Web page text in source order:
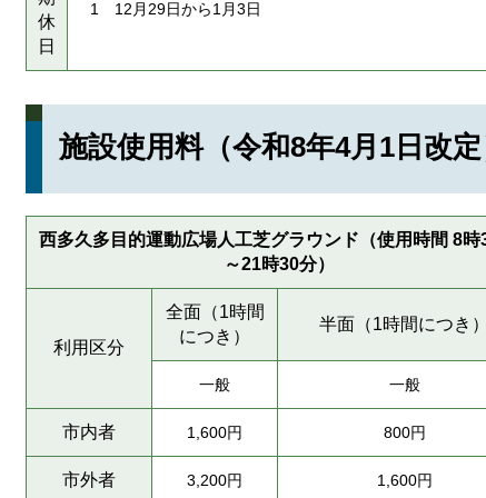
休
日
1 12月29日から1月3日
施設使用料（令和8年4月1日改
西多久多目的運動広場人工芝グラウンド（使用時間 8時
～21時30分）
利用区分
全面（1時間
につき）
半面（1時間につき
一般 一般
市内者 1,600円 800円
市外者 3,200円 1,600円